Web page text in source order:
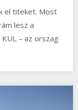
el titeket. Most
lesz a
– az orszag